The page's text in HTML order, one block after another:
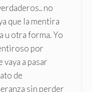
no
que la mentira
u otra forma. Yo
por
a pasar
de
sin perder